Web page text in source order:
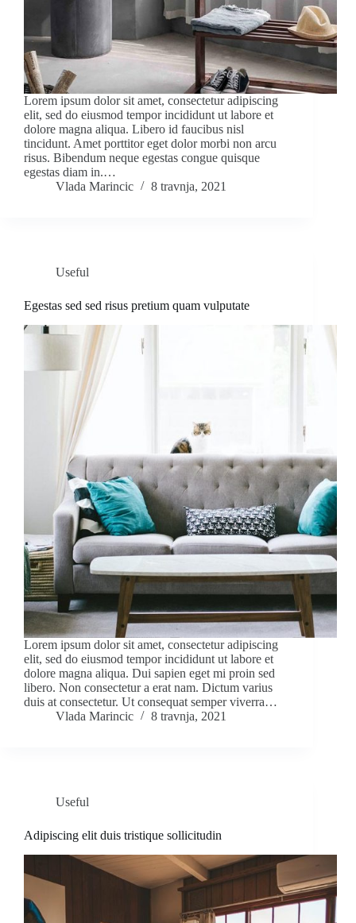
Lorem ipsum dolor sit amet, consectetur adipiscing
elit, sed do eiusmod tempor incididunt ut labore et
dolore magna aliqua. Libero id faucibus nisl
tincidunt. Amet porttitor eget dolor morbi non arcu
risus. Bibendum neque egestas congue quisque
egestas diam in.…
Vlada Marincic
8 travnja, 2021
Useful
Egestas sed sed risus pretium quam vulputate
Lorem ipsum dolor sit amet, consectetur adipiscing
elit, sed do eiusmod tempor incididunt ut labore et
dolore magna aliqua. Dui sapien eget mi proin sed
libero. Non consectetur a erat nam. Dictum varius
duis at consectetur. Ut consequat semper viverra…
Vlada Marincic
8 travnja, 2021
Useful
Adipiscing elit duis tristique sollicitudin